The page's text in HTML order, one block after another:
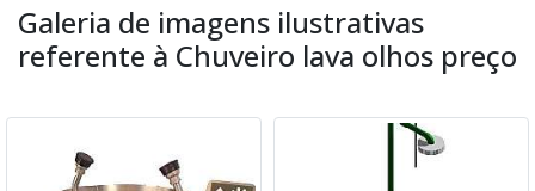
Galeria de imagens ilustrativas
referente à Chuveiro lava olhos preço